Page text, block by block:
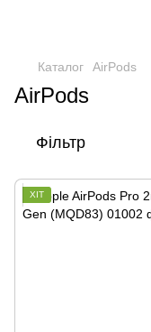
Каталог AirPods
AirPods
Фільтр
ХІТ